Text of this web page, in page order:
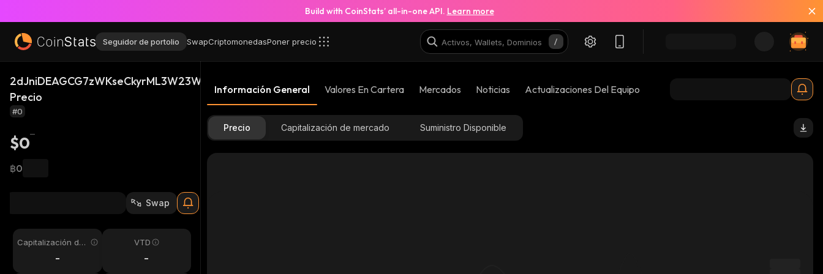
Build with CoinStats’ all-in-one API. Learn more
Seguidor de portolio SwapCriptomonedasPoner precio
2dJniDEAGCG7zWKseCkyrML3W23WLjDf1CGxpNv3pump_solana
Precio
2dJniDEAGCG7zWKseCkyrML3W23WLjDf1CGxpNv3pump_solana
#0
$0
฿0
Swap
Capitalización de
-
VTD
-
Información General Valores En Cartera Mercados Noticias Actualizaciones Del Equipo
Precio Capitalización de mercado Suministro Disponible